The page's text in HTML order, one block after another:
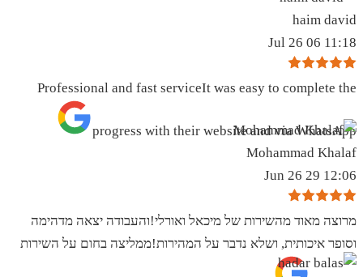
haim david
11:18 06 Jul 26
Professional and fast serviceIt was easy to complete the
progress with their website and via WhatsApp
Mohammad Khalaf
12:06 29 Jun 26
מרוצה מאוד מהשירות של מיכאל ואורלי!והעבודה יצאה מדהימה
וסופר איכותית, ושלא נדבר על המהירות!ממליצה בחום על השירות